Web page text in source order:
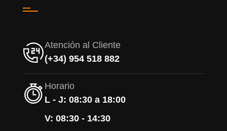
Atención al Cliente
(+34) 954 518 882
Horario
L - J: 08:30 a 18:00
V: 08:30 - 14:30